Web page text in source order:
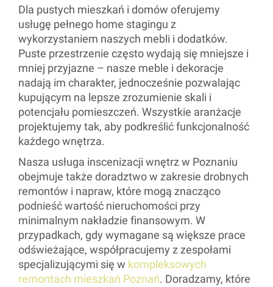
Dla pustych mieszkań i domów oferujemy
usługę pełnego home stagingu z
wykorzystaniem naszych mebli i dodatków.
Puste przestrzenie często wydają się mniejsze i
mniej przyjazne – nasze meble i dekoracje
nadają im charakter, jednocześnie pozwalając
kupującym na lepsze zrozumienie skali i
potencjału pomieszczeń. Wszystkie aranżacje
projektujemy tak, aby podkreślić funkcjonalność
każdego wnętrza.
Nasza usługa inscenizacji wnętrz w Poznaniu
obejmuje także doradztwo w zakresie drobnych
remontów i napraw, które mogą znacząco
podnieść wartość nieruchomości przy
minimalnym nakładzie finansowym. W
przypadkach, gdy wymagane są większe prace
odświeżające, współpracujemy z zespołami
specjalizującymi się w kompleksowych
remontach mieszkań Poznań. Doradzamy, które